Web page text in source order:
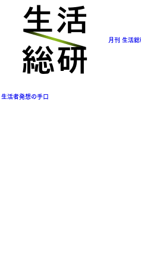
月刊 生活
生活者発想の手口